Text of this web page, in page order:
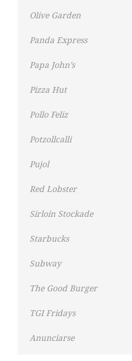
Olive Garden
Panda Express
Papa John’s
Pizza Hut
Pollo Feliz
Potzollcalli
Pujol
Red Lobster
Sirloin Stockade
Starbucks
Subway
The Good Burger
TGI Fridays
Anunciarse